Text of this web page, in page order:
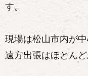
す。
現場は松山市内が中
遠方出張はほとんど